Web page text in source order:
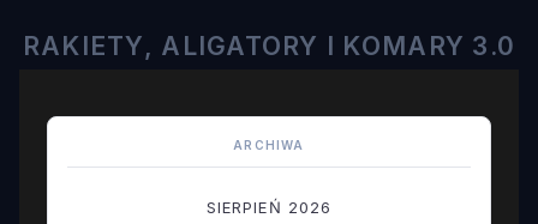
RAKIETY, ALIGATORY I KOMARY 3.0
ARCHIWA
SIERPIEŃ 2026